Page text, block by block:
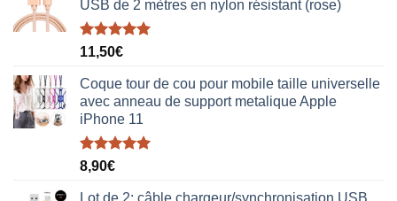
USB de 2 mètres en nylon résistant (rose)
Note5.00
sur 5
11,50€
Coque tour de cou pour mobile taille universelle
avec anneau de support metalique Apple
iPhone 11
Note5.00
sur 5
8,90€
Lot de 2: câble chargeur/synchronisation USB